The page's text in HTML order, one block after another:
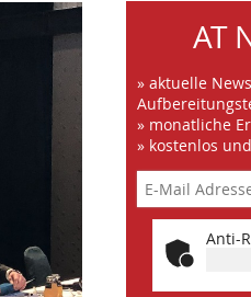
AT
» aktuelle
» monatliche
» kostenlos
Anti-